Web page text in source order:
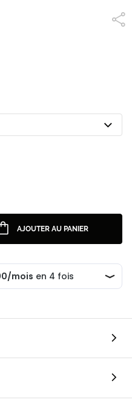
AJOUTER AU PANIER